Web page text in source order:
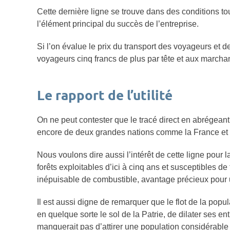
Cette dernière ligne se trouve dans des conditions
l’élément principal du succès de l’entreprise.
Si l’on évalue le prix du transport des voyageurs et
voyageurs cinq francs de plus par tête et aux
Le rapport de l’utilité
On ne peut contester que le tracé direct en
encore de deux grandes nations comme la France et
Nous voulons dire aussi l’intérêt de cette ligne pour
forêts exploitables d’ici à cinq ans et susceptibles
inépuisable de combustible, avantage précieux
Il est aussi digne de remarquer que le flot de la
en quelque sorte le sol de la Patrie, de dilater ses
manquerait pas d’attirer une population